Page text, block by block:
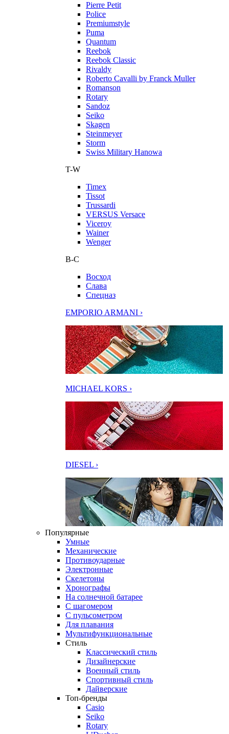
Pierre Petit
Police
Premiumstyle
Puma
Quantum
Reebok
Reebok Classic
Rivaldy
Roberto Cavalli by Franck Muller
Romanson
Rotary
Sandoz
Seiko
Skagen
Steinmeyer
Storm
Swiss Military Hanowa
T-W
Timex
Tissot
Trussardi
VERSUS Versace
Viceroy
Wainer
Wenger
В-С
Восход
Слава
Спецназ
EMPORIO ARMANI ›
MICHAEL KORS ›
DIESEL ›
Популярные
Умные
Механические
Противоударные
Электронные
Скелетоны
Хронографы
На солнечной батарее
С шагомером
С пульсометром
Для плавания
Мультифункциональные
Стиль
Классический стиль
Дизайнерские
Военный стиль
Спортивный стиль
Дайверские
Топ-бренды
Casio
Seiko
Rotary